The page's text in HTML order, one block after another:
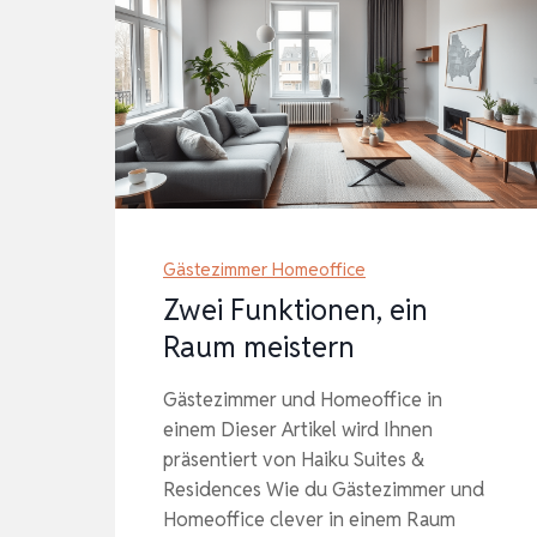
Gästezimmer Homeoffice
Zwei Funktionen, ein
Raum meistern
Gästezimmer und Homeoffice in
einem Dieser Artikel wird Ihnen
präsentiert von Haiku Suites &
Residences Wie du Gästezimmer und
Homeoffice clever in einem Raum